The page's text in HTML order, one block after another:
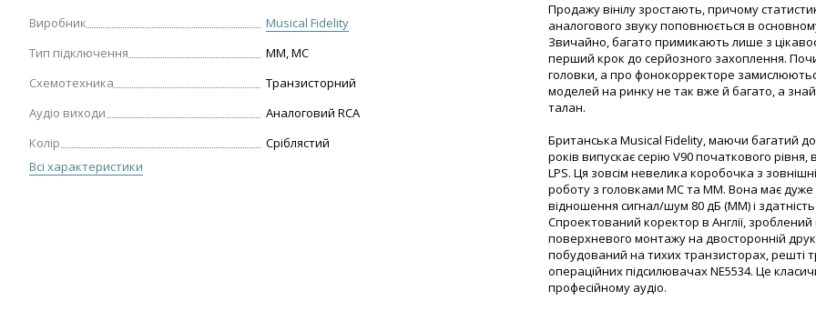
Виробник
Musical Fidelity
Тип підключення
MM, MC
Схемотехника
Транзисторний
Аудіо виходи
Аналоговий RCA
Колір
Сріблястий
Всі характеристики
Продажу вінілу зростають, причому
аналогового звуку поповнюється в
Звичайно, багато примикають лише з
перший крок до серйозного захоплення.
головки, а про фонокорректоре
моделей на ринку не так вже й багато, а
талан.
Британська Musical Fidelity, маючи багатий
років випускає серію V90 початкового
LPS. Ця зовсім невелика коробочка з
роботу з головками МС та ММ. Вона має дуже
відношення сигнал/шум 80 дБ (ММ) і
Спроектований коректор в Англії,
поверхневого монтажу на двосторонній
побудований на тихих транзисторах, решті
операційних підсилювачах NE5534. Це
професійному аудіо.